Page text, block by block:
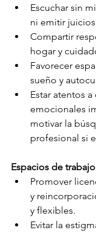
Escuchar sin
ni emitir
Compartir
hogar y
Favorecer
sueño y
Estar atentos
emocionales
motivar la
profesional si
Espacios de trabajo
Promover
y
y flexibles.
Evitar la